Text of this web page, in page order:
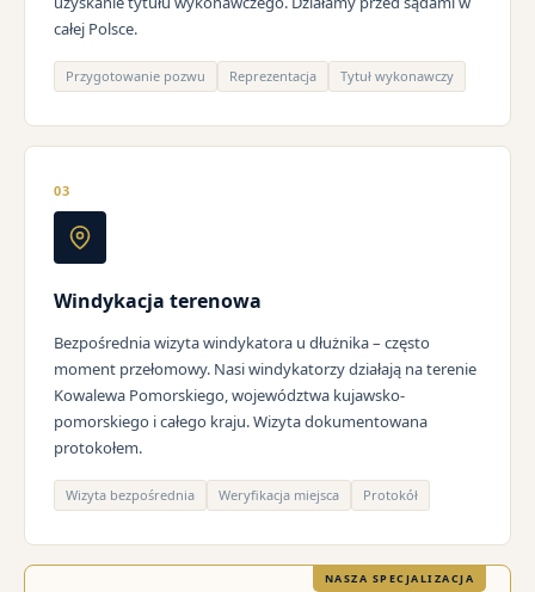
całej Polsce.
Przygotowanie pozwu Reprezentacja Tytuł wykonawczy
03
Windykacja terenowa
Bezpośrednia wizyta windykatora u dłużnika – często
moment przełomowy. Nasi windykatorzy działają na terenie
Kowalewa Pomorskiego, województwa kujawsko-
pomorskiego i całego kraju. Wizyta dokumentowana
protokołem.
Wizyta bezpośrednia Weryfikacja miejsca Protokół
NASZA SPECJALIZACJA